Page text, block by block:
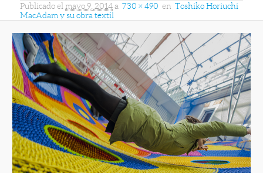
Publicado el mayo 9, 2014a 730 × 490 en Toshiko Horiuchi
MacAdam y su obra textil